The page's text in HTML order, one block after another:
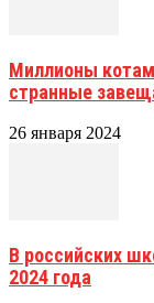
Миллионы
странные
26 января 2024
В российских
2024 года